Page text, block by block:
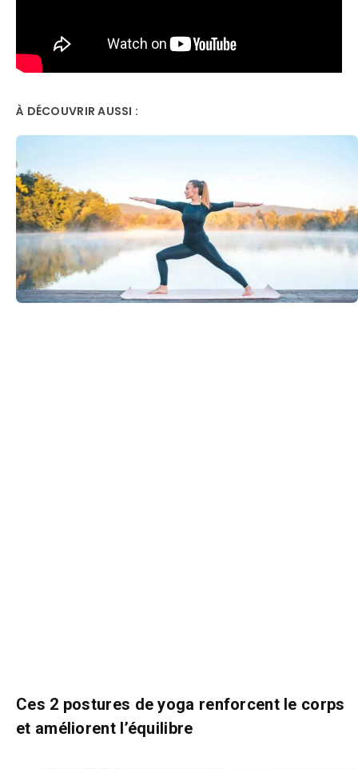
À DÉCOUVRIR AUSSI :
Ces 2 postures de yoga renforcent le corps
et améliorent l’équilibre